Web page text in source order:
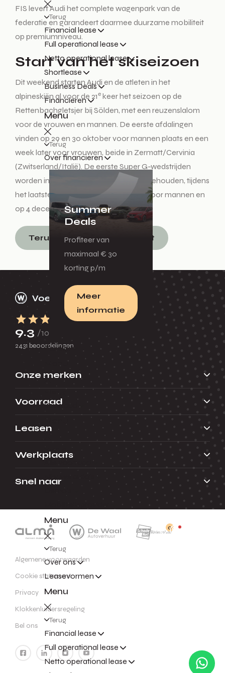
Terug
Financial lease
Full operational lease
Netto operational lease
Shortlease
Business Deals
Financieren
Menu
Terug
Over financieren
Summer
Deals
Profiteer van
maximaal € 30
korting p/m
Meer
informatie
Zakelijk
Voorraad
Menu
Terug
Over ons
Leasevormen
Menu
Terug
Financial lease
Full operational lease
Netto operational lease
0
FIS levert Audi het complete wagenpark van de
federatie en garandeert daarmee duurzame mobiliteit
op premiumniveau.
Start van het skiseizoen
Dit weekend starten Audi en de atleten in het
alpineskiën al voor de 21e keer het seizoen op de
Rettenbachgletsjer bij Sölden, met een reuzenslalom
voor de vrouwen en mannen. De eerste afdalingen
vinden op 29 en 30 oktober voor mannen plaats en een
week later voor vrouwen, beide in Zermatt/Cervinia
(Zwitserland/Italië). De eerste Super G-wedstrijden
worden in het Canadese Lake Louise gehouden, tijdens
het laatste weekeinde van november voor mannen en
op 4 december voor vrouwen.
Terug naar nieuwsoverzicht
9.3 /10
2431 beoordelingen
Onze merken
Voorraad
Leasen
Werkplaats
Snel naar
Algemene voorwaarden
Cookie statement
Privacy
Klokkenluidersregeling
Bel ons